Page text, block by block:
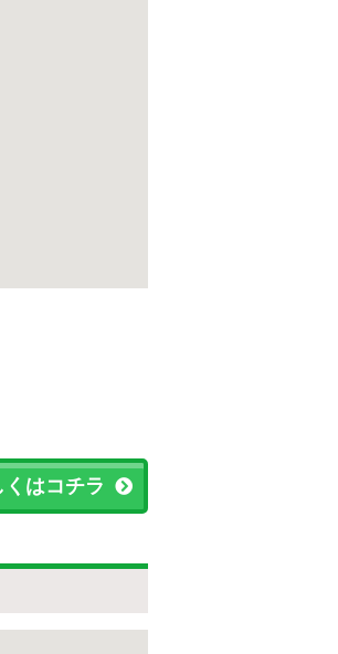
はコチラ